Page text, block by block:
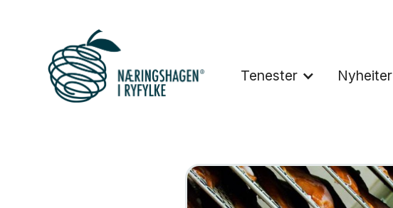
Tenester Nyheiter